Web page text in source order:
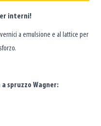
interni!
a emulsione e al lattice per
spruzzo Wagner: